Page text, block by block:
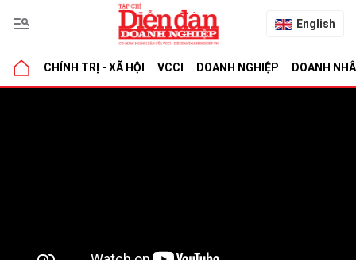
English
CHÍNH TRỊ - XÃ HỘI VCCI DOANH NGHIỆP DOANH